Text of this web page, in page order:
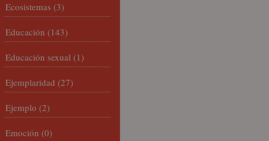
Ecosistemas (3)
Educación (143)
Educación sexual (1)
Ejemplaridad (27)
Ejemplo (2)
Emoción (0)